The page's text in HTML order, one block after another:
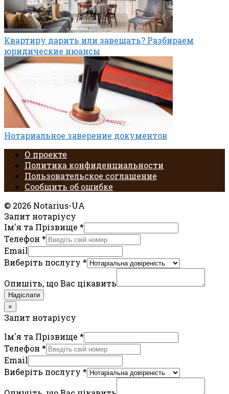
Квартиру дарить или завещать? Разбираем
юридические нюансы
Нотариальное заверение документов
О проекте
Политика конфиденциальности
Пользовательское соглашение
Сообщить об ошибке
© 2026 Notarius-UA
Запит нотаріусу
Ім'я та Прізвище *
Телефон *
Email
Виберіть послугу *
Опишіть, що Вас цікавить
Надіслати
×
Запит нотаріусу
Ім'я та Прізвище *
Телефон *
Email
Виберіть послугу *